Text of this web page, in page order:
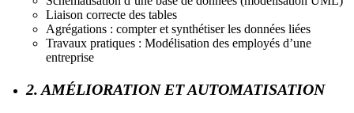
Liaison correcte des tables
Agrégations : compter et synthétiser les données liées
Travaux pratiques : Modélisation des employés d’une
entreprise
2. AMÉLIORATION ET AUTOMATISATION